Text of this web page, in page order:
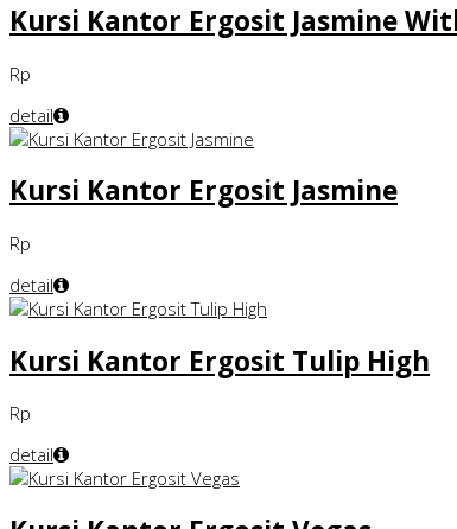
Kursi Kantor Ergosit Jasmine
Rp
detail
Kursi Kantor Ergosit Jasmine
Rp
detail
Kursi Kantor Ergosit Tulip High
Rp
detail